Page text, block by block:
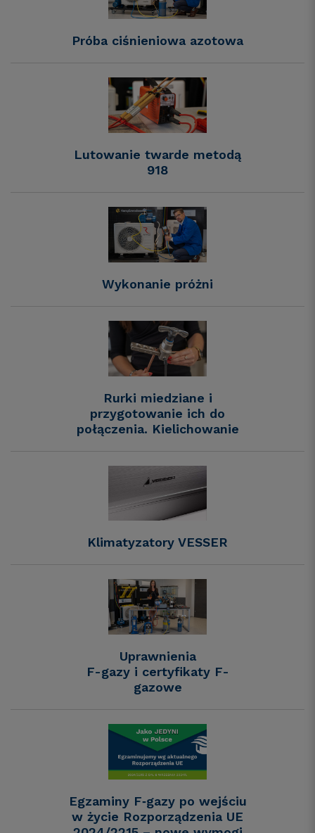
Próba ciśnieniowa azotowa
Lutowanie twarde metodą
918
Wykonanie próżni
Rurki miedziane i
przygotowanie ich do
połączenia. Kielichowanie
Klimatyzatory VESSER
Uprawnienia
F-gazy i certyfikaty F-
gazowe
Egzaminy F‑gazy po wejściu
w życie Rozporządzenia UE